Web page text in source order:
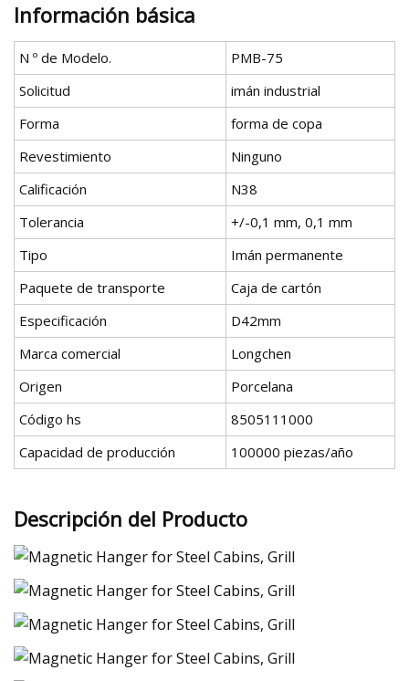
Información básica
N º de Modelo.
PMB-75
Solicitud
imán industrial
Forma
forma de copa
Revestimiento
Ninguno
Calificación
N38
Tolerancia
+/-0,1 mm, 0,1 mm
Tipo
Imán permanente
Paquete de transporte
Caja de cartón
Especificación
D42mm
Marca comercial
Longchen
Origen
Porcelana
Código hs
8505111000
Capacidad de producción
100000 piezas/año
Descripción del Producto